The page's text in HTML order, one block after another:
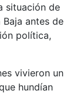
situación de
antes de
política,
vivieron un
hundían